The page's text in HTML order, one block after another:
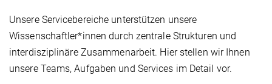
Unsere Servicebereiche unterstützen unsere
Wissenschaftler*innen durch zentrale Strukturen und
interdisziplinäre Zusammenarbeit. Hier stellen wir Ihnen
unsere Teams, Aufgaben und Services im Detail vor.